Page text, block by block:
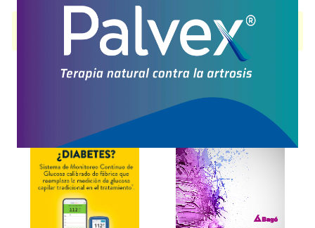
contienevit.d3 y se indica comoVitaminoterapia d
producido porTrb-Pharmay cuenta con 1 presentación disponible.
Explorar más
Trb-Pharma